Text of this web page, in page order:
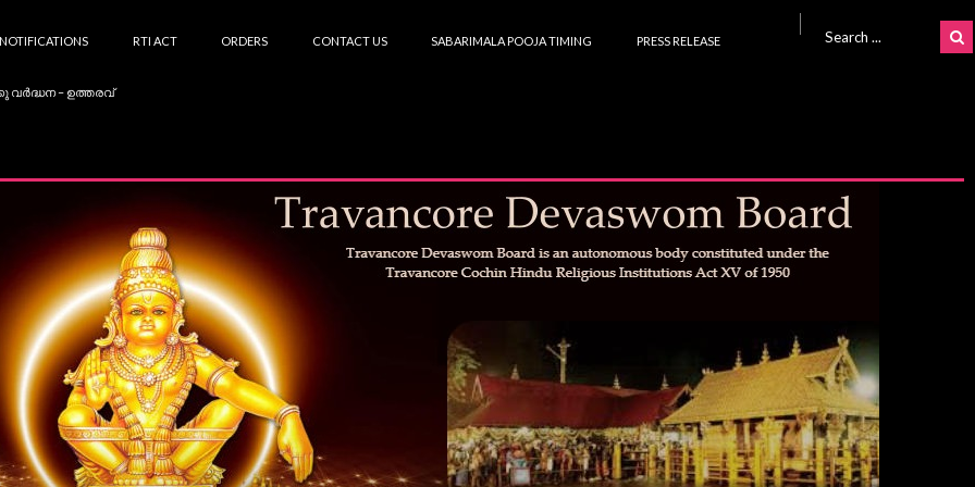
NOTIFICATIONS RTI ACT ORDERS CONTACT US SABARIMALA POOJA TIMING PRESS RELEASE
വർദ്ധന – ഉത്തരവ്